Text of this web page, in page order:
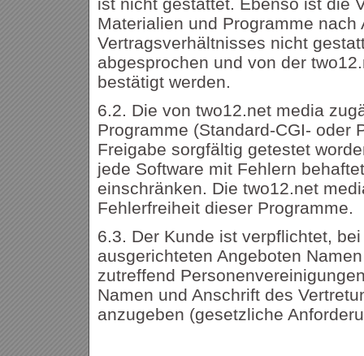
Materialien und Programme nach
Vertragsverhältnisses nicht
abgesprochen und von der
bestätigt werden.
6.2. Die von two12.net media
Programme (Standard-CGI- oder
Freigabe sorgfältig getestet
jede Software mit Fehlern
einschränken. Die two12.net
Fehlerfreiheit dieser Programme.
6.3. Der Kunde ist verpflichtet,
ausgerichteten Angeboten
zutreffend
Namen und Anschrift des
anzugeben (gesetzliche